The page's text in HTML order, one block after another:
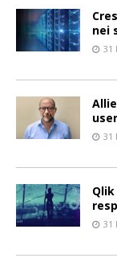
nei
31
31
31